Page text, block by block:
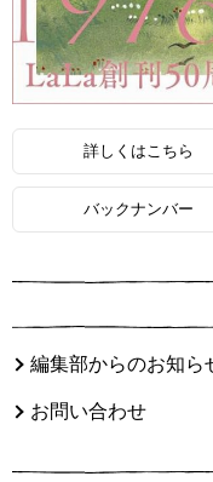
詳しくはこちら
バックナンバー
編集部からのお知ら
お問い合わせ